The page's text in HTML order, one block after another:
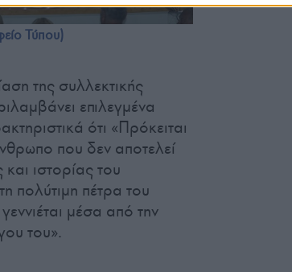
Τύπου)
της συλλεκτικής
επιλεγμένα
ότι «Πρόκειται
που δεν αποτελεί
ιστορίας του
πολύτιμη πέτρα του
μέσα από την
του».